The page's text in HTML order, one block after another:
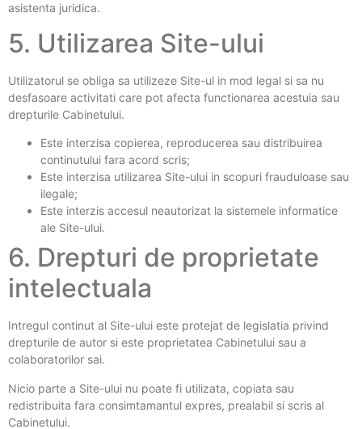
asistenta juridica.
5. Utilizarea Site-ului
Utilizatorul se obliga sa utilizeze Site-ul in mod legal si sa nu
desfasoare activitati care pot afecta functionarea acestuia sau
drepturile Cabinetului.
Este interzisa copierea, reproducerea sau distribuirea
continutului fara acord scris;
Este interzisa utilizarea Site-ului in scopuri frauduloase sau
ilegale;
Este interzis accesul neautorizat la sistemele informatice
ale Site-ului.
6. Drepturi de proprietate
intelectuala
Intregul continut al Site-ului este protejat de legislatia privind
drepturile de autor si este proprietatea Cabinetului sau a
colaboratorilor sai.
Nicio parte a Site-ului nu poate fi utilizata, copiata sau
redistribuita fara consimtamantul expres, prealabil si scris al
Cabinetului.